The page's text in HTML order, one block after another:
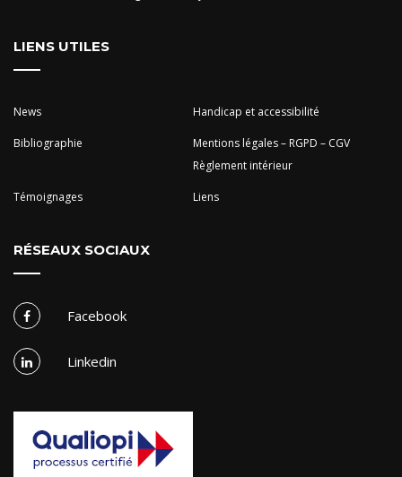
LIENS UTILES
News Handicap et accessibilité
Bibliographie
Mentions légales – RGPD – CGV
Règlement intérieur
Témoignages Liens
RÉSEAUX SOCIAUX
Facebook
Linkedin